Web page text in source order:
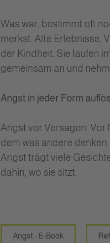
Was war, bestimmt oft
merkst. Alte Erlebnisse,
der Kindheit. Sie laufen
gemeinsam an und
Angst in jeder Form
Angst vor Versagen. Vor
dem was andere
Angst trägt viele
dahin, wo sie sitzt.
Angst - E-Book